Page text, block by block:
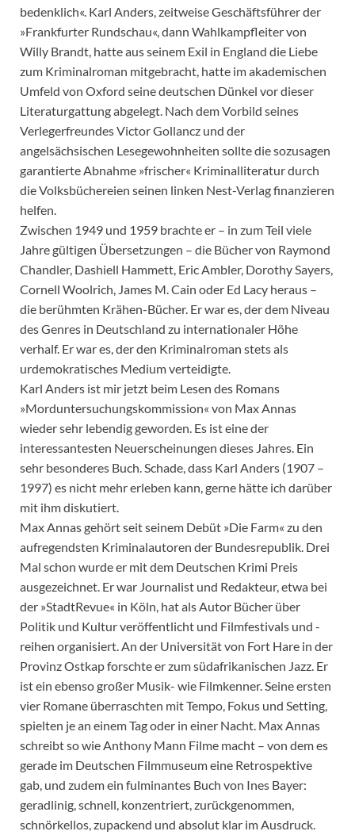
bedenklich«. Karl Anders, zeitweise Geschäftsführer der
»Frankfurter Rundschau«, dann Wahlkampfleiter von
Willy Brandt, hatte aus seinem Exil in England die Liebe
zum Kriminalroman mitgebracht, hatte im akademischen
Umfeld von Oxford seine deutschen Dünkel vor dieser
Literaturgattung abgelegt. Nach dem Vorbild seines
Verlegerfreundes Victor Gollancz und der
angelsächsischen Lesegewohnheiten sollte die sozusagen
garantierte Abnahme »frischer« Kriminalliteratur durch
die Volksbüchereien seinen linken Nest-Verlag finanzieren
helfen.
Zwischen 1949 und 1959 brachte er – in zum Teil viele
Jahre gültigen Übersetzungen – die Bücher von Raymond
Chandler, Dashiell Hammett, Eric Ambler, Dorothy Sayers,
Cornell Woolrich, James M. Cain oder Ed Lacy heraus –
die berühmten Krähen-Bücher. Er war es, der dem Niveau
des Genres in Deutschland zu internationaler Höhe
verhalf. Er war es, der den Kriminalroman stets als
urdemokratisches Medium verteidigte.
Karl Anders ist mir jetzt beim Lesen des Romans
»Morduntersuchungskommission« von Max Annas
wieder sehr lebendig geworden. Es ist eine der
interessantesten Neuerscheinungen dieses Jahres. Ein
sehr besonderes Buch. Schade, dass Karl Anders (1907 –
1997) es nicht mehr erleben kann, gerne hätte ich darüber
mit ihm diskutiert.
Max Annas gehört seit seinem Debüt »Die Farm« zu den
aufregendsten Kriminalautoren der Bundesrepublik. Drei
Mal schon wurde er mit dem Deutschen Krimi Preis
ausgezeichnet. Er war Journalist und Redakteur, etwa bei
der »StadtRevue« in Köln, hat als Autor Bücher über
Politik und Kultur veröffentlicht und Filmfestivals und -
reihen organisiert. An der Universität von Fort Hare in der
Provinz Ostkap forschte er zum südafrikanischen Jazz. Er
ist ein ebenso großer Musik- wie Filmkenner. Seine ersten
vier Romane überraschten mit Tempo, Fokus und Setting,
spielten je an einem Tag oder in einer Nacht. Max Annas
schreibt so wie Anthony Mann Filme macht – von dem es
gerade im Deutschen Filmmuseum eine Retrospektive
gab, und zudem ein fulminantes Buch von Ines Bayer:
geradlinig, schnell, konzentriert, zurückgenommen,
schnörkellos, zupackend und absolut klar im Ausdruck.